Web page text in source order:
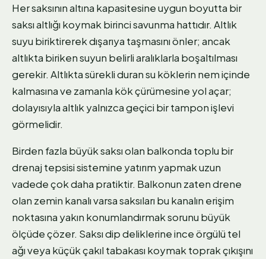
Her saksının altına kapasitesine uygun boyutta bir
saksı altlığı koymak birinci savunma hattıdır. Altlık
suyu biriktirerek dışarıya taşmasını önler; ancak
altlıkta biriken suyun belirli aralıklarla boşaltılması
gerekir. Altlıkta sürekli duran su köklerin nem içinde
kalmasına ve zamanla kök çürümesine yol açar;
dolayısıyla altlık yalnızca geçici bir tampon işlevi
görmelidir.
Birden fazla büyük saksı olan balkonda toplu bir
drenaj tepsisi sistemine yatırım yapmak uzun
vadede çok daha pratiktir. Balkonun zaten drene
olan zemin kanalı varsa saksıları bu kanalın erişim
noktasına yakın konumlandırmak sorunu büyük
ölçüde çözer. Saksı dip deliklerine ince örgülü tel
ağı veya küçük çakıl tabakası koymak toprak çıkışını